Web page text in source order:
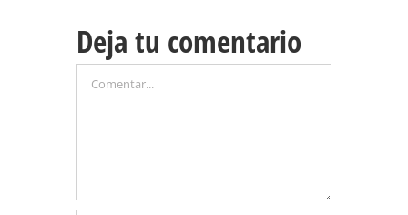
Deja tu comentario
Comentar